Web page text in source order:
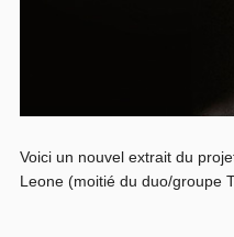
Voici un nouvel extrait du
Leone (moitié du duo/groupe